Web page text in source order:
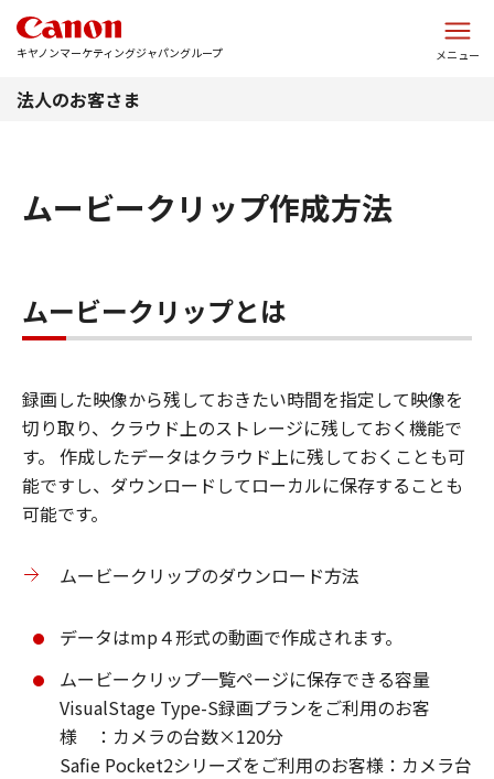
キヤノンマーケティングジャパングループ メニュー
法人のお客さま
ムービークリップ作成方法
ムービークリップとは
録画した映像から残しておきたい時間を指定して映像を
切り取り、クラウド上のストレージに残しておく機能で
す。 作成したデータはクラウド上に残しておくことも可
能ですし、ダウンロードしてローカルに保存することも
可能です。
ムービークリップのダウンロード方法
データはmp４形式の動画で作成されます。
ムービークリップ一覧ページに保存できる容量
VisualStage Type-S録画プランをご利用のお客
様 ：カメラの台数×120分
Safie Pocket2シリーズをご利用のお客様：カメラ台